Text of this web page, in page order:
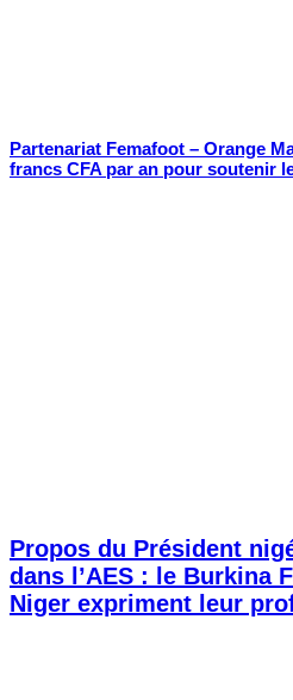
Partenariat Femafoot – Orange
francs CFA par an pour soutenir
Propos du Président
dans l’AES : le Burkina
Niger expriment leur